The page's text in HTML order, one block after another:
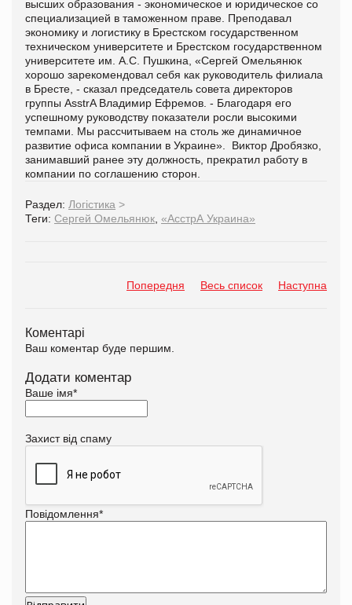
высших образования - экономическое и юриди­ческое со
специализацией в таможенном праве. Преподавал
экономику и логистику в Брестском государственном
техничес­ком университете и Брестском государственном
университете им. А.С. Пушкина, «Сергей Омельянюк
хорошо зарекомендовал себя как руко­водитель филиала
в Бресте, - сказал председатель совета ди­ректоров
группы AsstrA Владимир Ефремов. - Благодаря его
успешному руководству показатели росли высокими
темпами. Мы рассчитываем на столь же динамичное
развитие офиса компании в Украине». Виктор Дробязко,
занимавший ранее эту долж­ность, прекратил работу в
компании по соглашению сторон.
Раздел: Логістика >
Теги: Сергей Омельянюк «АсстрА Украина»
Попередня Весь список Наступна
Коментарі
Ваш коментар буде першим.
Додати коментар
Ваше імя*
Захист від спаму
Повідомлення*